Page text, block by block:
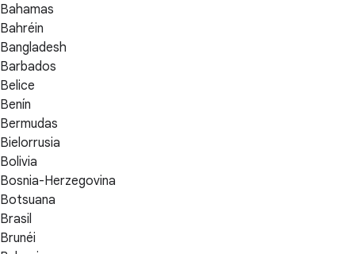
Bahamas
Bahréin
Bangladesh
Barbados
Belice
Benín
Bermudas
Bielorrusia
Bolivia
Bosnia-Herzegovina
Botsuana
Brasil
Brunéi